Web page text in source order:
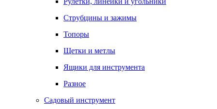
Струбцины и зажимы
Топоры
Щетки и метлы
Ящики для инструмента
Разное
Садовый инструмент